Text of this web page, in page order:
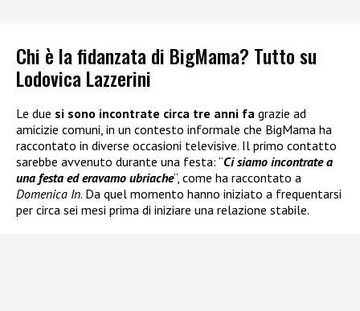
Chi è la fidanzata di BigMama? Tutto su
Lodovica Lazzerini
Le due si sono incontrate circa tre anni fa grazie ad
amicizie comuni, in un contesto informale che BigMama ha
raccontato in diverse occasioni televisive. Il primo contatto
sarebbe avvenuto durante una festa: “Ci siamo incontrate a
una festa ed eravamo ubriache“, come ha raccontato a
Domenica In. Da quel momento hanno iniziato a frequentarsi
per circa sei mesi prima di iniziare una relazione stabile.